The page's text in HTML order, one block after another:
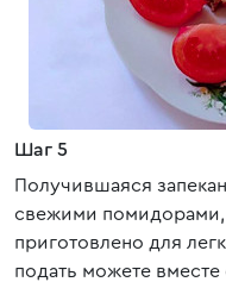
Шаг 5
Получившаяся
свежими
приготовлено для
подать можете